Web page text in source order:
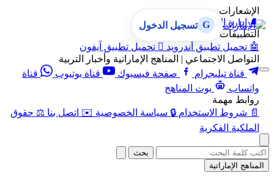
الإشعارات
🔔 إدارة الإشعارات
التطبيقات
🤖 تحميل تطبيق أندرويد  تحميل تطبيق آيفون
التواصل الاجتماعي | المناهج الإماراتية وأخبار التربية
قناة تيليجرام
صفحة فيسبوك قناة يوتيوب
قناة
واتساب
بوت المناهج
روابط مهمة
📄 شروط الاستخدام 🔒 سياسة الخصوصية ✉️ اتصل بنا ⚖️ حقوق
الملكية الفكرية
G تسجيل الدخول
بحث
المناهج الإماراتية